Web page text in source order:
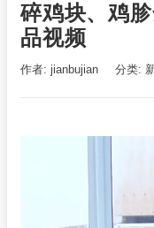
碎鸡块、鸡
品视频
作者: jianbujian 分类: